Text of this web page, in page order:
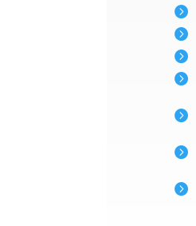






